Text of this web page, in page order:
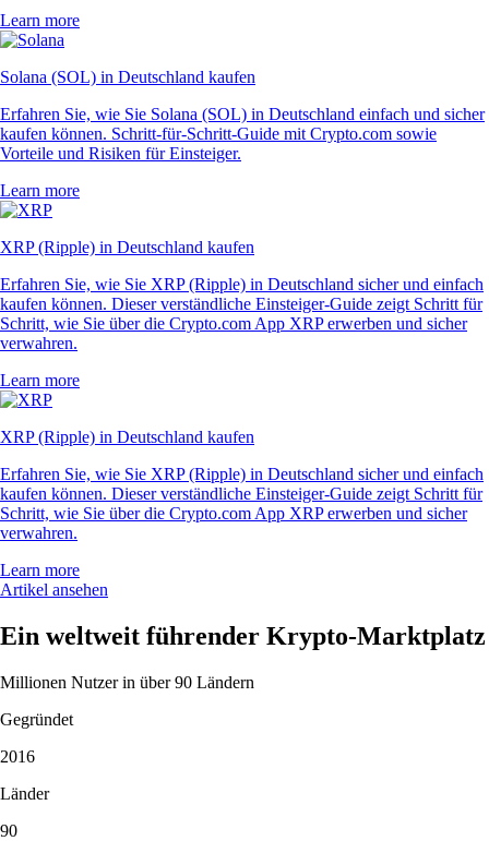
Learn more
Solana (SOL) in Deutschland kaufen
Erfahren Sie, wie Sie Solana (SOL) in Deutschland einfach und sicher
kaufen können. Schritt-für-Schritt-Guide mit Crypto.com sowie
Vorteile und Risiken für Einsteiger.
Learn more
XRP (Ripple) in Deutschland kaufen
Erfahren Sie, wie Sie XRP (Ripple) in Deutschland sicher und einfach
kaufen können. Dieser verständliche Einsteiger-Guide zeigt Schritt für
Schritt, wie Sie über die Crypto.com App XRP erwerben und sicher
verwahren.
Learn more
XRP (Ripple) in Deutschland kaufen
Erfahren Sie, wie Sie XRP (Ripple) in Deutschland sicher und einfach
kaufen können. Dieser verständliche Einsteiger-Guide zeigt Schritt für
Schritt, wie Sie über die Crypto.com App XRP erwerben und sicher
verwahren.
Learn more
Artikel ansehen
Ein weltweit führender Krypto-Marktplatz
Millionen Nutzer in über 90 Ländern
Gegründet
2016
Länder
90